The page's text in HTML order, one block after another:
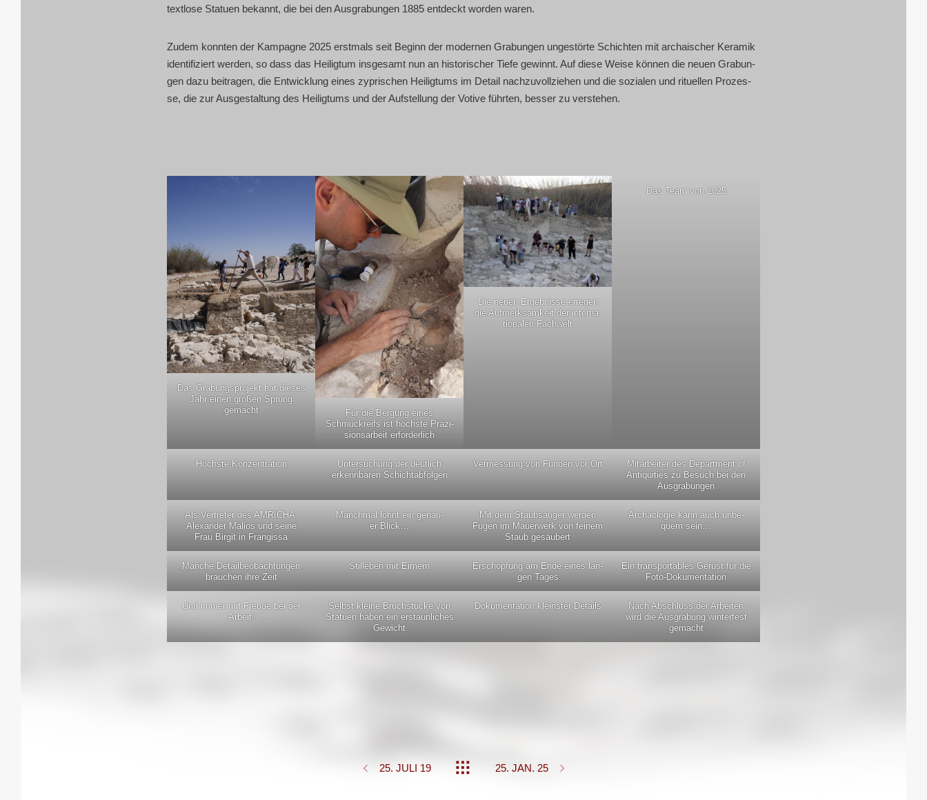
text­lo­se Sta­tu­en bekannt, die bei den Aus­gra­bun­gen 1885 ent­deckt wor­den waren.
Zudem konn­ten der Kam­pa­gne 2025 erst­mals seit Beginn der moder­nen Gra­bun­gen unge­stör­te Schich­ten mit archai­scher Kera­mik
iden­ti­fi­ziert wer­den, so dass das Hei­lig­tum ins­ge­samt nun an his­to­ri­scher Tie­fe gewinnt. Auf die­se Wei­se kön­nen die neu­en Gra­bun­
gen dazu bei­tra­gen, die Ent­wick­lung eines zypri­schen Hei­lig­tums im Detail nach­zu­voll­zie­hen und die sozia­len und ritu­el­len Pro­zes­
se, die zur Aus­ge­stal­tung des Hei­lig­tums und der Auf­stel­lung der Voti­ve führ­ten, bes­ser zu verstehen.
Das Gra­bungs­pro­jekt hat die­ses
Jahr einen gro­ßen Sprung
gemacht
Für die Ber­gung eines
Schmuck­reifs ist höchs­te Prä­zi­
si­ons­ar­beit erforderlich
Die neu­en Ergeb­nis­se erre­gen
die Auf­merk­sam­keit der inter­na­
tio­na­len Fachwelt
Das Team von 2025
Höchs­te Konzentration
Unter­su­chung der deut­lich
erkenn­ba­ren Schichtabfolgen
Ver­mes­sung von Fun­den vor Ort
Mit­ar­bei­ter des Depart­ment of
Anti­qui­ties zu Besuch bei den
Ausgrabungen
Als Ver­tre­ter des AMRICHA:
Alex­an­der Mali­os und sei­ne
Frau Bir­git in Frangissa
Manch­mal lohnt ein genau­
er Blick…
Mit dem Staub­sauger wer­den
Fugen im Mau­er­werk von fei­nem
Staub gesäubert
Archäo­lo­gie kann auch unbe­
quem sein…
Man­che Detail­be­ob­ach­tun­gen
brau­chen ihre Zeit
Stil­le­ben mit Eimern
Erschöp­fung am Ende eines lan­
gen Tages
Ein trans­por­ta­bles Gerüst für die
Foto-Dokumentation
Und immer mit Freu­de bei der
Arbeit!
Selbst klei­ne Bruch­stü­cke von
Sta­tu­en haben ein erstaun­li­ches
Gewicht
Doku­men­ta­ti­on kleins­ter Details
Nach Abschluss der Arbei­ten
wird die Aus­gra­bung win­ter­fest
gemacht
25. JULI 19 25. JAN. 25